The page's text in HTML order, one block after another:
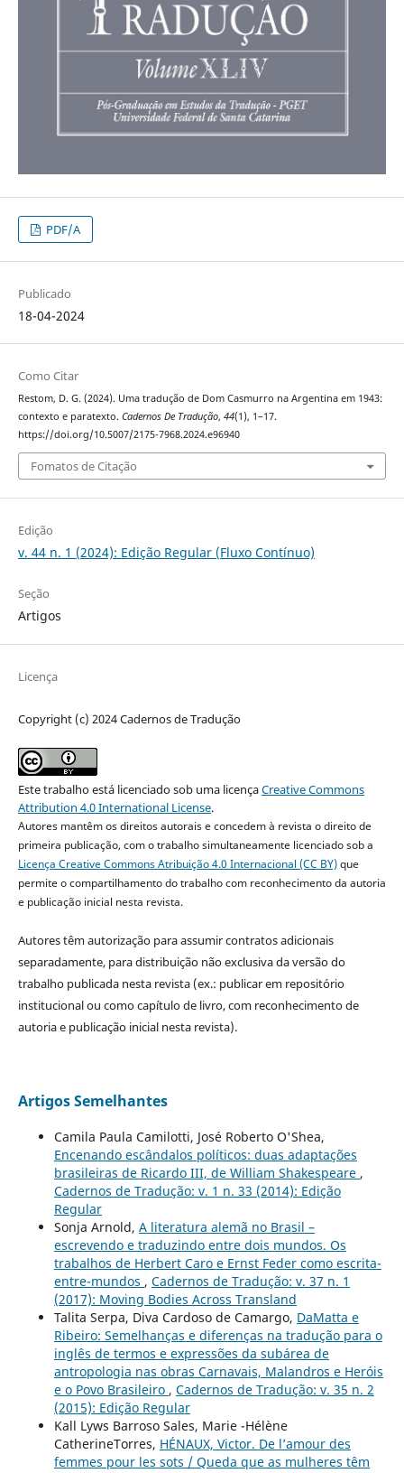
PDF/A
Publicado
18-04-2024
Como Citar
Restom, D. G. (2024). Uma tradução de Dom Casmurro na Argentina em 1943:
contexto e paratexto. Cadernos De Tradução, 44(1), 1–17.
https://doi.org/10.5007/2175-7968.2024.e96940
Fomatos de Citação
Edição
v. 44 n. 1 (2024): Edição Regular (Fluxo Contínuo)
Seção
Artigos
Licença
Copyright (c) 2024 Cadernos de Tradução
Este trabalho está licenciado sob uma licençaCreative Commons
Attribution 4.0 International License.
Autores mantêm os direitos autorais e concedem à revista o direito de
primeira publicação, com o trabalho simultaneamente licenciado sob a
Licença Creative Commons Atribuição 4.0 Internacional (CC BY)que
permite o compartilhamento do trabalho com reconhecimento da autoria
e publicação inicial nesta revista.
Autores têm autorização para assumir contratos adicionais
separadamente, para distribuição não exclusiva da versão do
trabalho publicada nesta revista (ex.: publicar em repositório
institucional ou como capítulo de livro, com reconhecimento de
autoria e publicação inicial nesta revista).
Artigos Semelhantes
Camila Paula Camilotti, José Roberto O'Shea,
Encenando escândalos políticos: duas adaptações
brasileiras de Ricardo III, de William Shakespeare ,
Cadernos de Tradução: v. 1 n. 33 (2014): Edição
Regular
Sonja Arnold, A literatura alemã no Brasil –
escrevendo e traduzindo entre dois mundos. Os
trabalhos de Herbert Caro e Ernst Feder como escrita-
entre-mundos , Cadernos de Tradução: v. 37 n. 1
(2017): Moving Bodies Across Transland
Talita Serpa, Diva Cardoso de Camargo, DaMatta e
Ribeiro: Semelhanças e diferenças na tradução para o
inglês de termos e expressões da subárea de
antropologia nas obras Carnavais, Malandros e Heróis
e o Povo Brasileiro , Cadernos de Tradução: v. 35 n. 2
(2015): Edição Regular
Kall Lyws Barroso Sales, Marie -Hélène
CatherineTorres, HÉNAUX, Victor. De l’amour des
femmes pour les sots / Queda que as mulheres têm